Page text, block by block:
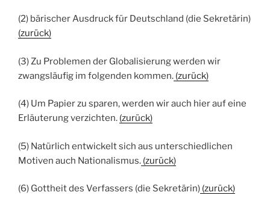
(2) bärischer Ausdruck für Deutschland (die Sekretärin)
(zurück)
(3) Zu Problemen der Globalisierung werden wir
zwangsläufig im folgenden kommen. (zurück)
(4) Um Papier zu sparen, werden wir auch hier auf eine
Erläuterung verzichten. (zurück)
(5) Natürlich entwickelt sich aus unterschiedlichen
Motiven auch Nationalismus. (zurück)
(6) Gottheit des Verfassers (die Sekretärin) (zurück)